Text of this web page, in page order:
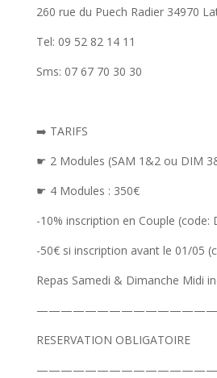
260 rue du Puech Radier 34970
Tel: 09 52 82 14 11
Sms: 07 67 70 30 30
➡️ TARIFS
☛ 2 Modules (SAM 1&2 ou DIM
☛ 4 Modules : 350€
-10% inscription en Couple (code:
-50€ si inscription avant le 01/05
Repas Samedi & Dimanche Midi
RESERVATION OBLIGATOIRE